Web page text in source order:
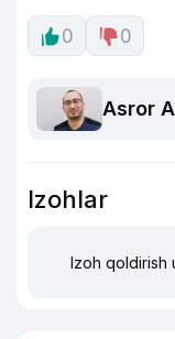
0 0
Asror
Izohlar
Izoh qoldirish